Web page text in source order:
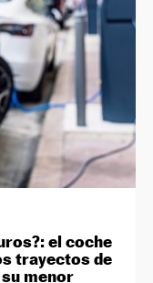
el coche
trayectos de
menor